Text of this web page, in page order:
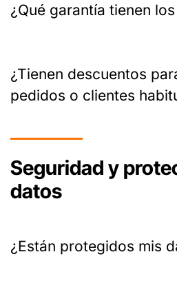
¿Qué garantía tienen
¿Tienen descuentos
pedidos o clientes
Seguridad y
datos
¿Están protegidos mis